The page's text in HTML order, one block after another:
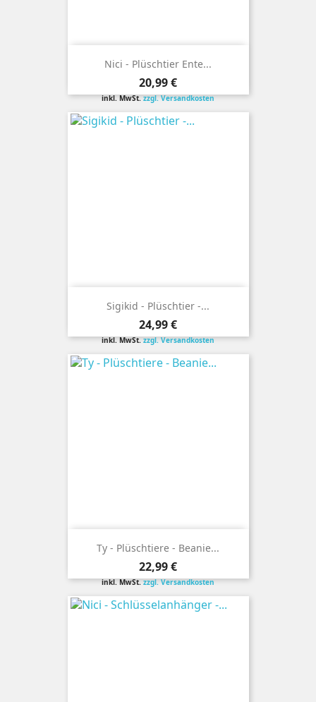
Nici - Plüschtier Ente...
Preis
20,99 €
inkl. MwSt.zzgl. Versandkosten
Sigikid - Plüschtier -...
Preis
24,99 €
inkl. MwSt.zzgl. Versandkosten
Ty - Plüschtiere - Beanie...
Preis
22,99 €
inkl. MwSt.zzgl. Versandkosten